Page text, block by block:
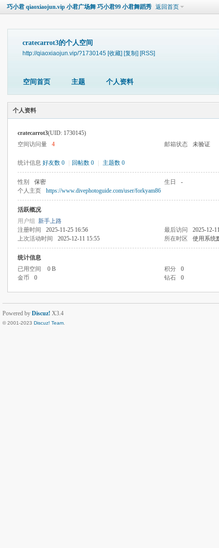
巧小君 qiaoxiaojun.vip 小君广场舞 巧小君99 小君舞蹈秀 返回首页
cratecarrot3的个人空间
http://qiaoxiaojun.vip/?1730145 [收藏] [复制] [RSS]
空间首页 主题 个人资料
个人资料
cratecarrot3(UID: 1730145)
空间访问量
4 邮箱状态 未验证
统计信息 好友数 0 回帖数 0 主题数 0
性别 保密 生日
-
个人主页
https://www.divephotoguide.com/user/forkyam86
活跃概况
用户组 新手上路
注册时间
2025-11-25 16:56 最后访问
2025-12-
上次活动时间
2025-12-11 15:55 所在时区 使用系统
统计信息
已用空间
0 B 积分
0
金币
0 钻石 0
Powered by Discuz! X3.4
© 2001-2023 Discuz! Team